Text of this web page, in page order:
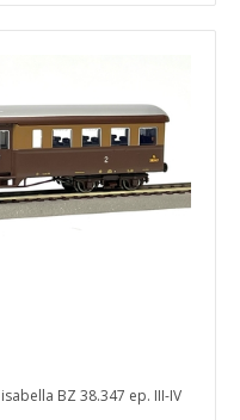
BZ 38.347 ep. III-IV